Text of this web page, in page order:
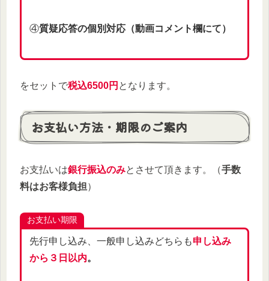
④質疑応答の個別対応（動画コメント欄にて）
をセットで税込6500円 となります。
お支払い方法・期限のご案内
お支払いは銀行振込のみとさせて頂きます。（手数
料はお客様負担）
お支払い期限
先行申し込み、一般申し込みどちらも申し込み
から３日以内。